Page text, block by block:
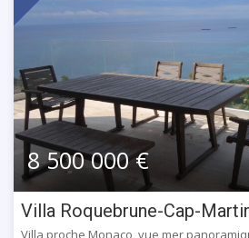
8 500 000 €
Villa Roquebrune-Cap-
Villa proche Monaco, vue mer